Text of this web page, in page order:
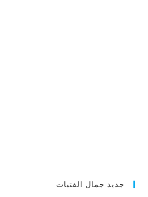
جديد جمال الفتيات